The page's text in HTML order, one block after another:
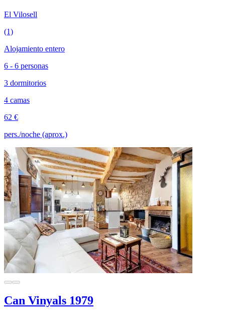
El Vilosell
(1)
Alojamiento entero
6 - 6 personas
3 dormitorios
4 camas
62 €
pers./noche (aprox.)
Can Vinyals 1979